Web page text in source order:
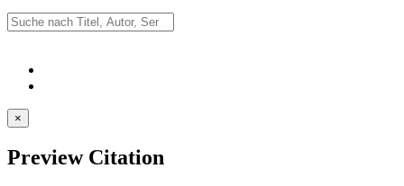
×
Preview Citation